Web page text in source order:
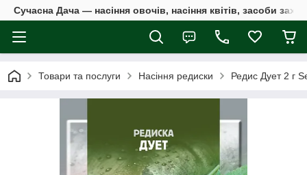
Сучасна Дача — насіння овочів, насіння квітів, засоби
Товари та послуги Насіння редиски Редис Дует 2 г